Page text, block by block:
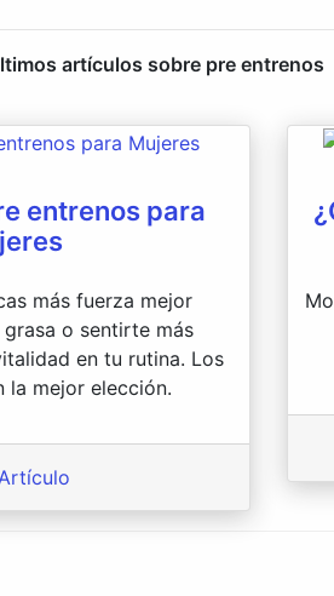
artículos sobre pre entrenos
entrenos para
más fuerza mejor
o sentirte más
en tu rutina. Los
la mejor elección.